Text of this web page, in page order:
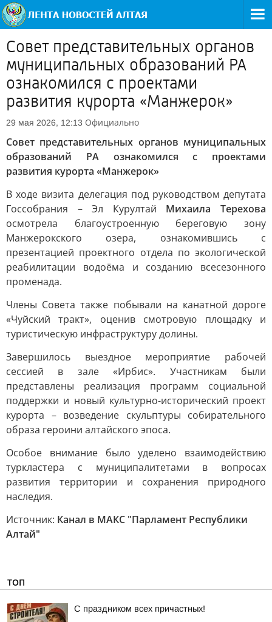
Совет представительных органов
муниципальных образований РА
ознакомился с проектами
развития курорта «Манжерок»
29 мая 2026, 12:13 Официально
Совет представительных органов муниципальных
образований РА ознакомился с проектами
развития курорта «Манжерок»
В ходе визита делегация под руководством депутата
Госсобрания – Эл Курултай Михаила Терехова
осмотрела благоустроенную береговую зону
Манжерокского озера, ознакомившись с
презентацией проектного отдела по экологической
реабилитации водоёма и созданию всесезонного
променада.
Члены Совета также побывали на канатной дороге
«Чуйский тракт», оценив смотровую площадку и
туристическую инфраструктуру долины.
Завершилось выездное мероприятие рабочей
сессией в зале «Ирбис». Участникам были
представлены реализация программ социальной
поддержки и новый культурно-исторический проект
курорта – возведение скульптуры собирательного
образа героини алтайского эпоса.
Особое внимание было уделено взаимодействию
туркластера с муниципалитетами в вопросах
развития территории и сохранения природного
наследия.
Источник: Канал в МАКС "Парламент Республики
Алтай"
ТОП
С праздником всех причастных!